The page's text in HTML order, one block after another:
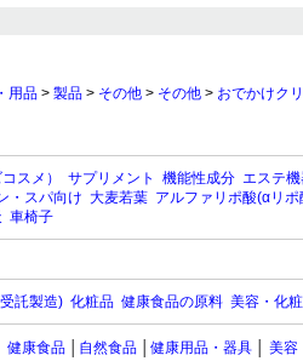
用品 > 製品 > その他 > その他 > おでかけク
スメ） サプリメント 機能性成分 エステ
・スパ向け 大麦若葉 アルファリポ酸(αリポ
車椅子
託製造) 化粧品 健康食品の原料 美容・化
健康食品 自然食品 健康用品・器具 美容